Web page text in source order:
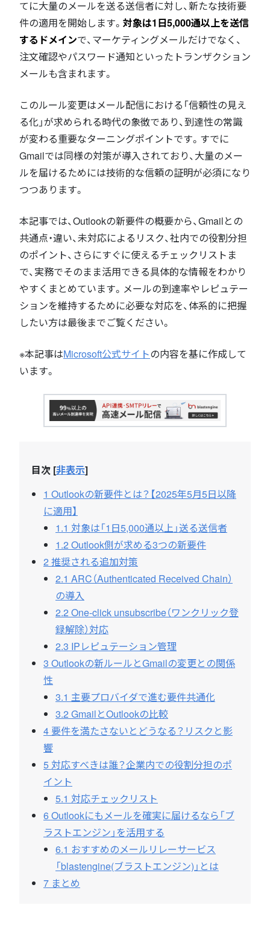
てに大量のメールを送る送信者に対し、新たな技術要
件の適用を開始します。 対象は1日5,000通以上を送信
するドメインで、マーケティングメールだけでなく、
注文確認やパスワード通知といったトランザクション
メールも含まれます。
このルール変更はメール配信における「信頼性の見え
る化」が求められる時代の象徴であり、到達性の常識
が変わる重要なターニングポイントです。すでに
Gmailでは同様の対策が導入されており、大量のメー
ルを届けるためには技術的な信頼の証明が必須になり
つつあります。
本記事では、Outlookの新要件の概要から、Gmailとの
共通点・違い、未対応によるリスク、社内での役割分担
のポイント、さらにすぐに使えるチェックリストま
で、実務でそのまま活用できる具体的な情報をわかり
やすくまとめています。メールの到達率やレピュテー
ションを維持するために必要な対応を、体系的に把握
したい方は最後までご覧ください。
※本記事はMicrosoft公式サイトの内容を基に作成して
います。
目次 [非表示]
1 Outlookの新要件とは？【2025年5月5日以降
に適用】
1.1 対象は「1日5,000通以上」送る送信者
1.2 Outlook側が求める3つの新要件
2 推奨される追加対策
2.1 ARC（Authenticated Received Chain）
の導入
2.2 One-click unsubscribe（ワンクリック登
録解除）対応
2.3 IPレピュテーション管理
3 Outlookの新ルールとGmailの変更との関係
性
3.1 主要プロバイダで進む要件共通化
3.2 GmailとOutlookの比較
4 要件を満たさないとどうなる？リスクと影
響
5 対応すべきは誰？企業内での役割分担のポ
イント
5.1 対応チェックリスト
6Outlookにもメールを確実に届けるなら「ブ
ラストエンジン」を活用する
6.1 おすすめのメールリレーサービス
「blastengine(ブラストエンジン)」とは
7 まとめ